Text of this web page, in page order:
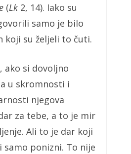
(Lk 2, 14). Iako su
samo je bilo
koji su željeli to čuti.
ako si dovoljno
u skromnosti i
njegova
za tebe, a to je mir
Ali to je dar koji
ponizni. To nije